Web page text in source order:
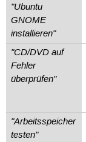
"Ubuntu
GNOME
installieren"
"CD/DVD auf
Fehler
überprüfen"
"Arbeitsspeicher
testen"